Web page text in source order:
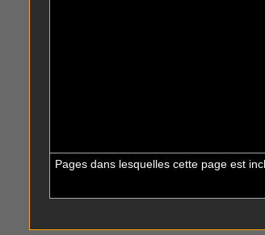
Pages dans lesquelles cette page est